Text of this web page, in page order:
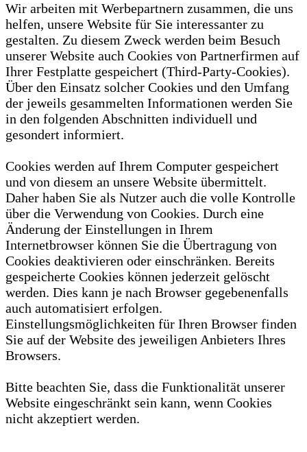
Wir arbeiten mit Werbepartnern zusammen, die uns
helfen, unsere Website für Sie interessanter zu
gestalten. Zu diesem Zweck werden beim Besuch
unserer Website auch Cookies von Partnerfirmen auf
Ihrer Festplatte gespeichert (Third-Party-Cookies).
Über den Einsatz solcher Cookies und den Umfang
der jeweils gesammelten Informationen werden Sie
in den folgenden Abschnitten individuell und
gesondert informiert.
Cookies werden auf Ihrem Computer gespeichert
und von diesem an unsere Website übermittelt.
Daher haben Sie als Nutzer auch die volle Kontrolle
über die Verwendung von Cookies. Durch eine
Änderung der Einstellungen in Ihrem
Internetbrowser können Sie die Übertragung von
Cookies deaktivieren oder einschränken. Bereits
gespeicherte Cookies können jederzeit gelöscht
werden. Dies kann je nach Browser gegebenenfalls
auch automatisiert erfolgen.
Einstellungsmöglichkeiten für Ihren Browser finden
Sie auf der Website des jeweiligen Anbieters Ihres
Browsers.
Bitte beachten Sie, dass die Funktionalität unserer
Website eingeschränkt sein kann, wenn Cookies
nicht akzeptiert werden.